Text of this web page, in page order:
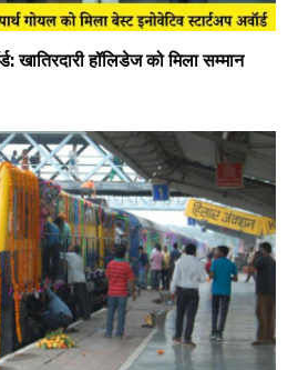
खातिरदारी हॉलिडेज को मिला सम्मान